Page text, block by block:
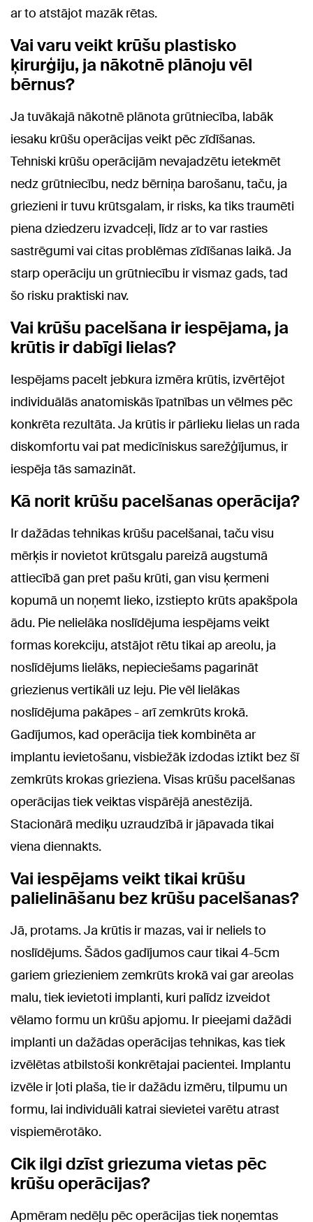
ar to atstājot mazāk rētas.
Vai varu veikt krūšu plastisko
ķirurģiju, ja nākotnē plānoju vēl
bērnus?
Ja tuvākajā nākotnē plānota grūtniecība, labāk
iesaku krūšu operācijas veikt pēc zīdīšanas.
Tehniski krūšu operācijām nevajadzētu ietekmēt
nedz grūtniecību, nedz bērniņa barošanu, taču, ja
griezieni ir tuvu krūtsgalam, ir risks, ka tiks traumēti
piena dziedzeru izvadceļi, līdz ar to var rasties
sastrēgumi vai citas problēmas zīdīšanas laikā. Ja
starp operāciju un grūtniecību ir vismaz gads, tad
šo risku praktiski nav.
Vai krūšu pacelšana ir iespējama, ja
krūtis ir dabīgi lielas?
Iespējams pacelt jebkura izmēra krūtis, izvērtējot
individuālās anatomiskās īpatnības un vēlmes pēc
konkrēta rezultāta. Ja krūtis ir pārlieku lielas un rada
diskomfortu vai pat medicīniskus sarežģījumus, ir
iespēja tās samazināt.
Kā norit krūšu pacelšanas operācija?
Ir dažādas tehnikas krūšu pacelšanai, taču visu
mērķis ir novietot krūtsgalu pareizā augstumā
attiecībā gan pret pašu krūti, gan visu ķermeni
kopumā un noņemt lieko, izstiepto krūts apakšpola
ādu. Pie nelielāka noslīdējuma iespējams veikt
formas korekciju, atstājot rētu tikai ap areolu, ja
noslīdējums lielāks, nepieciešams pagarināt
griezienus vertikāli uz leju. Pie vēl lielākas
noslīdējuma pakāpes - arī zemkrūts krokā.
Gadījumos, kad operācija tiek kombinēta ar
implantu ievietošanu, visbiežāk izdodas iztikt bez šī
zemkrūts krokas grieziena. Visas krūšu pacelšanas
operācijas tiek veiktas vispārējā anestēzijā.
Stacionārā mediķu uzraudzībā ir jāpavada tikai
viena diennakts.
Vai iespējams veikt tikai krūšu
palielināšanu bez krūšu pacelšanas?
Jā, protams. Ja krūtis ir mazas, vai ir neliels to
noslīdējums. Šādos gadījumos caur tikai 4-5cm
gariem griezieniem zemkrūts krokā vai gar areolas
malu, tiek ievietoti implanti, kuri palīdz izveidot
vēlamo formu un krūšu apjomu. Ir pieejami dažādi
implanti un dažādas operācijas tehnikas, kas tiek
izvēlētas atbilstoši konkrētajai pacientei. Implantu
izvēle ir ļoti plaša, tie ir dažādu izmēru, tilpumu un
formu, lai individuāli katrai sievietei varētu atrast
vispiemērotāko.
Cik ilgi dzīst griezuma vietas pēc
krūšu operācijas?
Apmēram nedēļu pēc operācijas tiek noņemtas